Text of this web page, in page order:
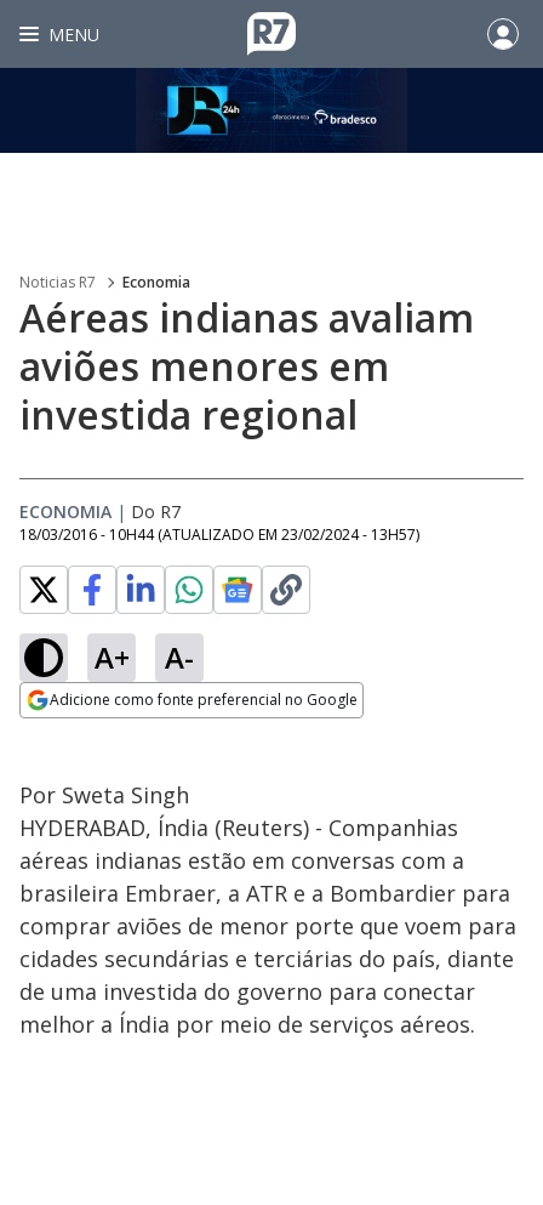
MENU
Noticias R7 Economia
Aéreas indianas avaliam
aviões menores em
investida regional
ECONOMIA | Do R7
18/03/2016 - 10H44 (ATUALIZADO EM 23/02/2024 - 13H57)
A+ A-
Adicione como fonte preferencial no Google
Por Sweta Singh
HYDERABAD, Índia (Reuters) - Companhias
aéreas indianas estão em conversas com a
brasileira Embraer, a ATR e a Bombardier para
comprar aviões de menor porte que voem para
cidades secundárias e terciárias do país, diante
de uma investida do governo para conectar
melhor a Índia por meio de serviços aéreos.